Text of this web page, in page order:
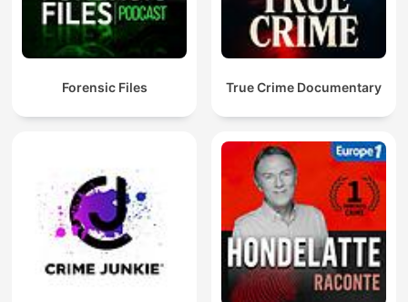
Forensic Files True Crime Documentary